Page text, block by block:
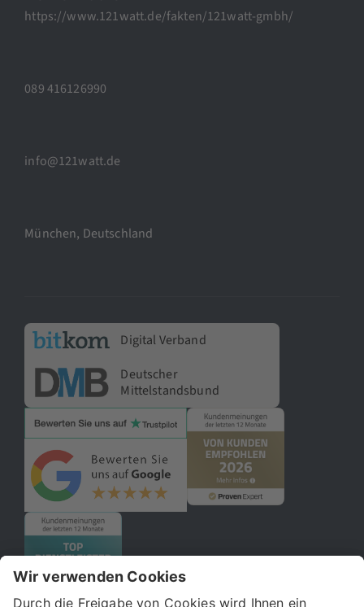
https://www.121watt.de/fakten/121watt-gmbh/
089 416126990
info@121watt.de
München, Deutschland
Digital Verband
Deutscher
Mittelstandsbund